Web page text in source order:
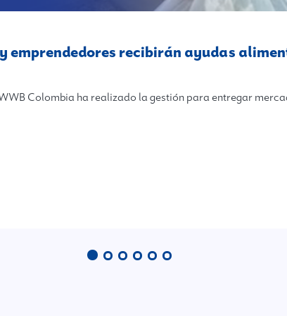
emprendedores recibirán ayudas
Colombia ha realizado la gestión para entregar